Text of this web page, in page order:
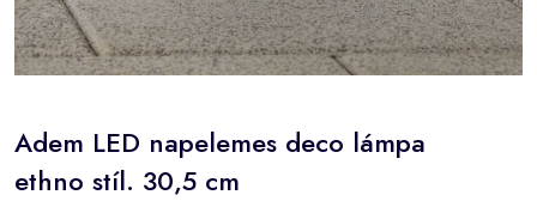
Adem LED napelemes deco lámpa
ethno stíl. 30,5 cm